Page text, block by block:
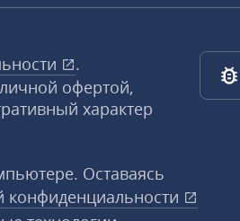
.
офертой,
характер
Оставаясь
конфиденциальности